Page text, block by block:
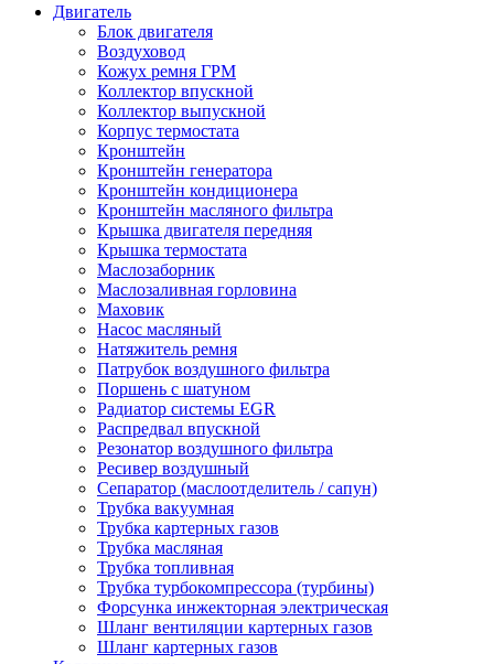
Двигатель
Блок двигателя
Воздуховод
Кожух ремня ГРМ
Коллектор впускной
Коллектор выпускной
Корпус термостата
Кронштейн
Кронштейн генератора
Кронштейн кондиционера
Кронштейн масляного фильтра
Крышка двигателя передняя
Крышка термостата
Маслозаборник
Маслозаливная горловина
Маховик
Насос масляный
Натяжитель ремня
Патрубок воздушного фильтра
Поршень с шатуном
Радиатор системы EGR
Распредвал впускной
Резонатор воздушного фильтра
Ресивер воздушный
Сепаратор (маслоотделитель / сапун)
Трубка вакуумная
Трубка картерных газов
Трубка масляная
Трубка топливная
Трубка турбокомпрессора (турбины)
Форсунка инжекторная электрическая
Шланг вентиляции картерных газов
Шланг картерных газов